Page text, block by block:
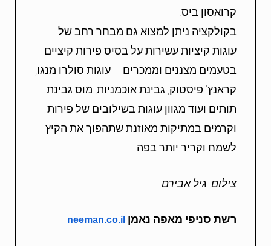
קרואסון ביס.
בקולקציה ניתן למצוא גם מבחר רחב של
עוגות קיציות עשירות על בסיס פירות קיציים
בטעמים מצננים וממכרים – עוגות סולרו מנגו,
קראנץ' פיסטוק, גבינת אוכמניות, מוס גבינת
תותים ועוד מגוון עוגות בשילובים של פירות
וקרמים במתיקות מאוזנת שתהפוך את הקיץ
לשמח וקריר יותר בפה.
צילום: גיל אבירם
רשת סניפי מאפה נאמן neeman.co.il